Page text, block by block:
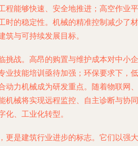
程能够快速、安全地推进；高空作业平
时的稳定性。机械的精准控制减少了材
筑与可持续发展目标。
挑战。高昂的购置与维护成本对中小企
业技能培训亟待加强；环保要求下，低
动力机械成为研发重点。随着物联网、
机械将实现远程监控、自主诊断与协同
化、工业化转型。
更是建筑行业进步的标志。它们以强大